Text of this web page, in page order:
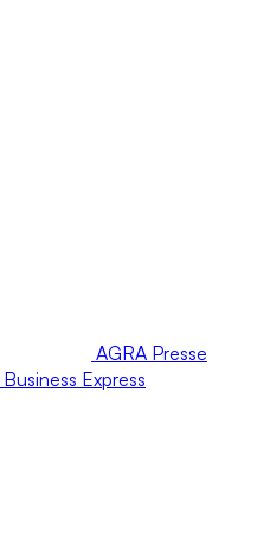
AGRA Presse
Business Express